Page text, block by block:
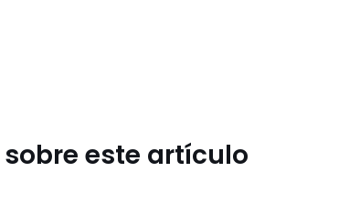
este artículo